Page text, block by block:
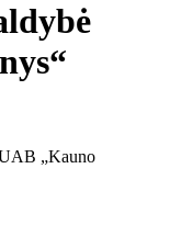
„Kauno